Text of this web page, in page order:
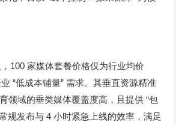
100家媒体套餐价格仅为行业均价
业“低成本铺量” 需求。其垂直资源精准
领域的垂类媒体覆盖度高，且提供“包
规发布与4小时紧急上线的效率，满足